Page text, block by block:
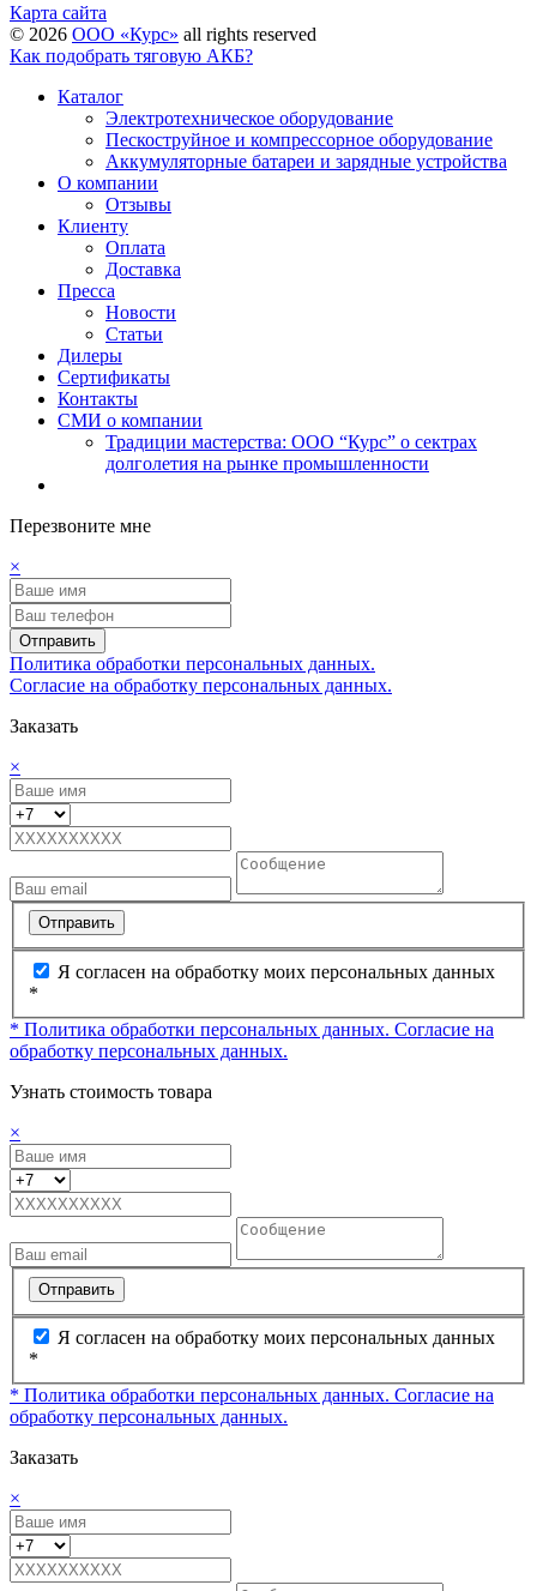
Карта сайта
© 2026 ООО «Курс» all rights reserved
Как подобрать тяговую АКБ?
Каталог
Электротехническое оборудование
Пескоструйное и компрессорное оборудование
Аккумуляторные батареи и зарядные устройства
О компании
Отзывы
Клиенту
Оплата
Доставка
Пресса
Новости
Статьи
Дилеры
Сертификаты
Контакты
СМИ о компании
Традиции мастерства: ООО “Курс” о сектрах
долголетия на рынке промышленности
Перезвоните мне
×
Отправить
Политика обработки персональных данных.
Согласие на обработку персональных данных.
Заказать
×
Отправить
Я согласен на обработку моих персональных данных
*
* Политика обработки персональных данных. Согласие на
обработку персональных данных.
Узнать стоимость товара
×
Отправить
Я согласен на обработку моих персональных данных
*
* Политика обработки персональных данных. Согласие на
обработку персональных данных.
Заказать
×